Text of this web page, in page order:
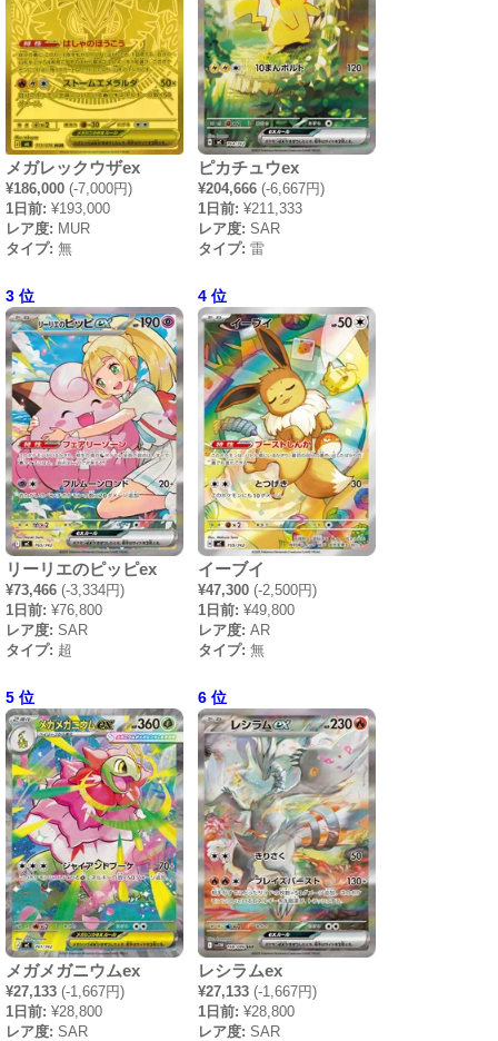
メガレックウザex
¥186,000 (-7,000円)
1日前: ¥193,000
レア度: MUR
タイプ: 無
ピカチュウex
¥204,666 (-6,667円)
1日前: ¥211,333
レア度: SAR
タイプ: 雷
3 位
リーリエのピッピex
¥73,466 (-3,334円)
1日前: ¥76,800
レア度: SAR
タイプ: 超
4 位
イーブイ
¥47,300 (-2,500円)
1日前: ¥49,800
レア度: AR
タイプ: 無
5 位
メガメガニウムex
¥27,133 (-1,667円)
1日前: ¥28,800
レア度: SAR
6 位
レシラムex
¥27,133 (-1,667円)
1日前: ¥28,800
レア度: SAR